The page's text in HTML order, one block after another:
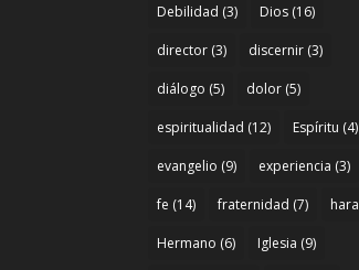
Debilidad (3) Dios (16)
director (3) discernir (3)
diálogo (5) dolor (5)
espiritualidad (12) Espíritu (4)
evangelio (9) experiencia (3)
fe (14) fraternidad (7) hara
Hermano (6) Iglesia (9)